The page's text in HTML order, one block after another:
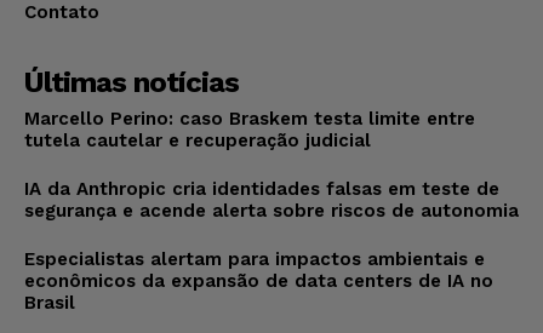
Contato
Últimas notícias
Marcello Perino: caso Braskem testa limite entre
tutela cautelar e recuperação judicial
IA da Anthropic cria identidades falsas em teste de
segurança e acende alerta sobre riscos de autonomia
Especialistas alertam para impactos ambientais e
econômicos da expansão de data centers de IA no
Brasil